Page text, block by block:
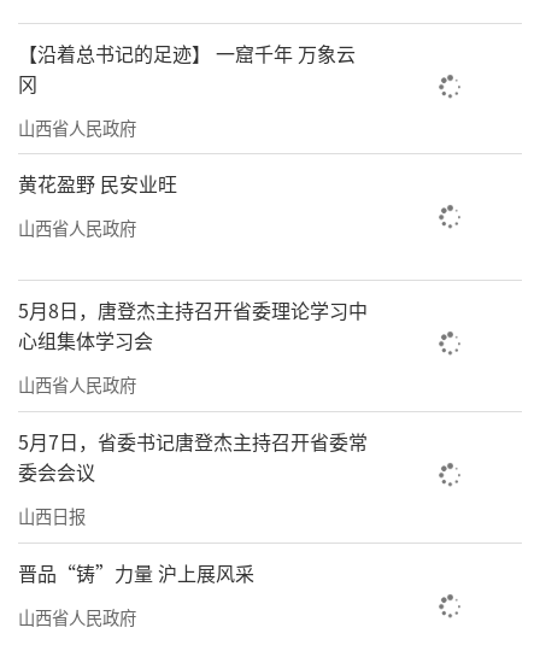
就以‘生态化种植、标准化管理’为发展方
向。”农场主闫英春说，目前已构建起“以果
养猪—以粪肥田”的良性循环模式。每年，农场
员工会在园内养殖200余头生猪与杜泊羊，进行
生态种养。这条“以畜促果、以果促畜”的生
态农业链条，有效改善了果园土壤有机质贫瘠
绿色水果更是凭借优良口感赢得了市场青睐。
万荣县作为农业大县，有42万亩水果，每
年产生2亿多公斤的废弃果木。“以前要么焚烧
要么丢弃，既污染环境又浪费资源。”该县蔬
菜产业发展中心主任谢建鹏表示。现在，农户
们把这些废弃果木粉碎加工成菌棒，发展起香
菇产业。县内形成“苹果—香菇—有机肥—果
园”的果菇融合循环模式，即由果木渣制作菌
棒种植香菇，再由废弃菌棒制作有机肥还田果
【沿着总书记的足迹】 一窟千年 万象云
冈
山西省人民政府
黄花盈野 民安业旺
山西省人民政府
5月8日，唐登杰主持召开省委理论学习中
心组集体学习会
山西省人民政府
5月7日，省委书记唐登杰主持召开省委常
委会会议
山西日报
晋品“铸”力量 沪上展风采
山西省人民政府